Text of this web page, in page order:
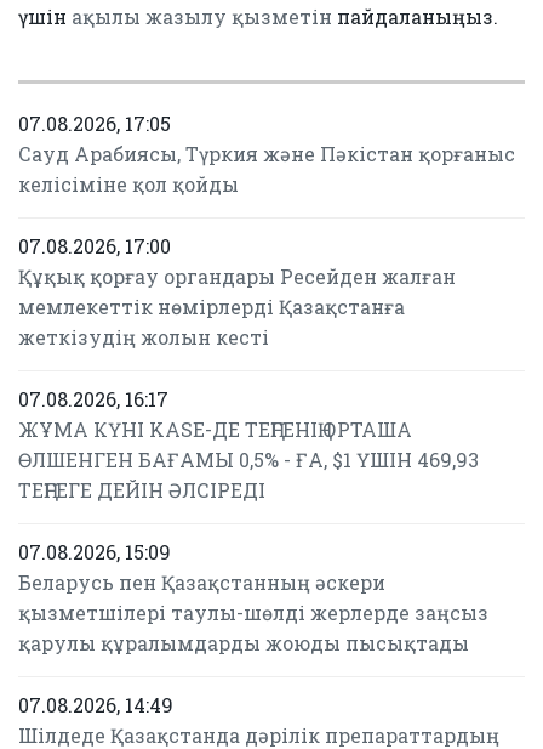
үшін ақылы жазылу қызметін пайдаланыңыз.
07.08.2026, 17:05
Сауд Арабиясы, Түркия және Пәкістан қорғаныс
келісіміне қол қойды
07.08.2026, 17:00
Құқық қорғау органдары Ресейден жалған
мемлекеттік нөмірлерді Қазақстанға
жеткізудің жолын кесті
07.08.2026, 16:17
ЖҰМА КҮНІ KASE-ДЕ ТЕҢГЕНІҢ ОРТАША
ӨЛШЕНГЕН БАҒАМЫ 0,5% - ҒА, $1 ҮШІН 469,93
ТЕҢГЕГЕ ДЕЙІН ӘЛСІРЕДІ
07.08.2026, 15:09
Беларусь пен Қазақстанның әскери
қызметшілері таулы-шөлді жерлерде заңсыз
қарулы құралымдарды жоюды пысықтады
07.08.2026, 14:49
Шілдеде Қазақстанда дәрілік препараттардың